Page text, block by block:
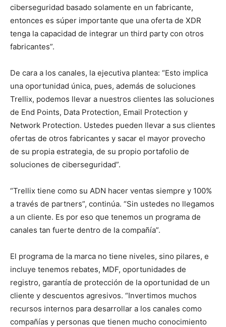
ciberseguridad basado solamente en un fabricante,
entonces es súper importante que una oferta de XDR
tenga la capacidad de integrar un third party con otros
fabricantes”.
De cara a los canales, la ejecutiva plantea: “Esto implica
una oportunidad única, pues, además de soluciones
Trellix, podemos llevar a nuestros clientes las soluciones
de End Points, Data Protection, Email Protection y
Network Protection. Ustedes pueden llevar a sus clientes
ofertas de otros fabricantes y sacar el mayor provecho
de su propia estrategia, de su propio portafolio de
soluciones de ciberseguridad”.
“Trellix tiene como su ADN hacer ventas siempre y 100%
a través de partners”, continúa. “Sin ustedes no llegamos
a un cliente. Es por eso que tenemos un programa de
canales tan fuerte dentro de la compañía”.
El programa de la marca no tiene niveles, sino pilares, e
incluye tenemos rebates, MDF, oportunidades de
registro, garantía de protección de la oportunidad de un
cliente y descuentos agresivos. “Invertimos muchos
recursos internos para desarrollar a los canales como
compañías y personas que tienen mucho conocimiento